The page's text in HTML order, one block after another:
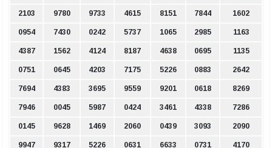
2103 9780 9733 4615 8151 7844 1602
0954 7430 0242 5737 1065 2985 1163
4387 1562 4124 8187 4638 0695 1135
0751 0645 4203 7175 5226 0883 2642
7694 4383 3695 9559 9201 0618 8269
7946 0045 5987 0424 3461 4338 7286
0145 9628 1469 2060 0439 3093 2090
9947 9317 5226 0631 6633 0731 4170